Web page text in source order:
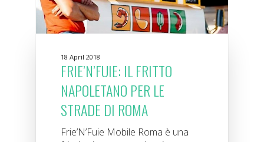
18 April 2018
FRIE’N’FUIE: IL FRITTO
NAPOLETANO PER LE
STRADE DI ROMA
Frie’N’Fuie Mobile Roma è una